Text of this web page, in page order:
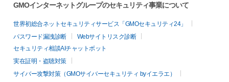
GMOインターネットグループのセキュリティ事業について
世界初総合ネットセキュリティサービス「GMOセキュリティ24」
パスワード漏洩診断
Webサイトリスク診断
セキュリティ相談AIチャットボット
実在証明・盗聴対策
サイバー攻撃対策（GMOサイバーセキュリティ byイエラエ）